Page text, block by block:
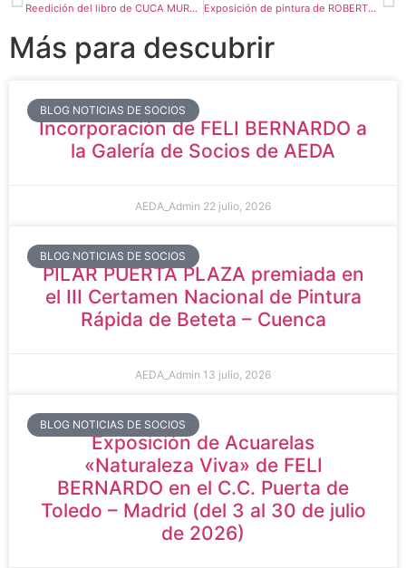
Reedición del libro de CUCA MURO: «Acuarelando los pueblos de Aragón» Exposición de pintura de ROBERTO MONTORO en el C. Cultural Los Bohemios – Madrid Villaverde (3 al 17 de mayo de 2024)
Más para descubrir
BLOG NOTICIAS DE SOCIOS
Incorporación de FELI BERNARDO a
la Galería de Socios de AEDA
AEDA_Admin 22 julio, 2026
BLOG NOTICIAS DE SOCIOS
PILAR PUERTA PLAZA premiada en
el III Certamen Nacional de Pintura
Rápida de Beteta – Cuenca
AEDA_Admin 13 julio, 2026
BLOG NOTICIAS DE SOCIOS
Exposición de Acuarelas
«Naturaleza Viva» de FELI
BERNARDO en el C.C. Puerta de
Toledo – Madrid (del 3 al 30 de julio
de 2026)